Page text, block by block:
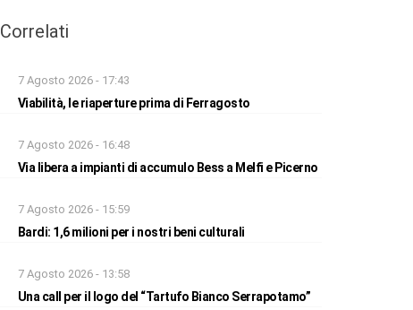
Correlati
7 Agosto 2026 - 17:43
Viabilità, le riaperture prima di Ferragosto
7 Agosto 2026 - 16:48
Via libera a impianti di accumulo Bess a Melfi e Picerno
7 Agosto 2026 - 15:59
Bardi: 1,6 milioni per i nostri beni culturali
7 Agosto 2026 - 13:58
Una call per il logo del “Tartufo Bianco Serrapotamo”